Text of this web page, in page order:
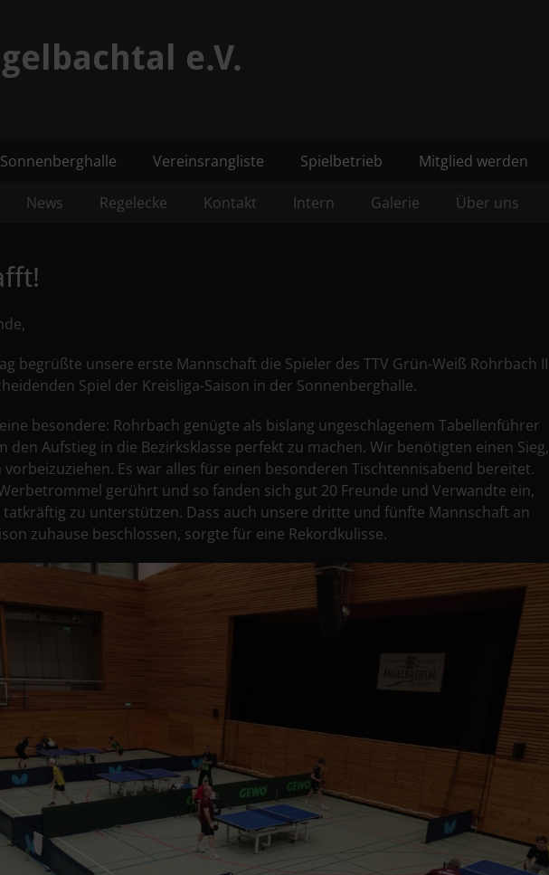
e.V.
Sonnenberghalle Vereinsrangliste Spielbetrieb Mitglied werden
News Regelecke Kontakt Intern Galerie Über uns
begrüßte unsere erste Mannschaft die Spieler des TTV Grün-Weiß Rohrbach II
Spiel der Kreisliga-Saison in der Sonnenberghalle.
besondere: Rohrbach genügte als bislang ungeschlagenem Tabellenführer
den Aufstieg in die Bezirksklasse perfekt zu machen. Wir benötigten einen Sieg,
Es war alles für einen besonderen Tischtennisabend bereitet.
gerührt und so fanden sich gut 20 Freunde und Verwandte ein,
tatkräftig zu unterstützen. Dass auch unsere dritte und fünfte Mannschaft an
zuhause beschlossen, sorgte für eine Rekordkulisse.